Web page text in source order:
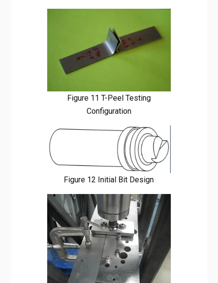
Figure 11 T-Peel Testing
Configuration
Figure 12 Initial Bit Design